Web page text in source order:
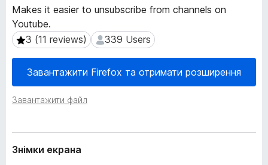
а
з
е
а
e
Makes it easier to unsubscribe from channels on
Youtube.
3 (11 reviews)
3 (11 reviews) 339 Users
339 Users
Завантажити Firefox та отримати розширення
Завантажити файл
н
і
р
о
и
р
я
Знімки екрана